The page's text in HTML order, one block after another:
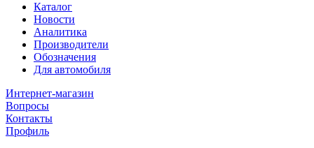
Каталог
Новости
Аналитика
Производители
Обозначения
Для автомобиля
Интернет-магазин
Вопросы
Контакты
Профиль